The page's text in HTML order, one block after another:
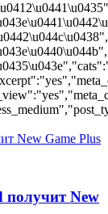
получит New